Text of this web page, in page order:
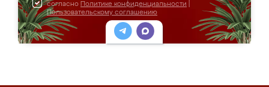
согласно Политике конфиденциальности
Пользовательскому соглашению